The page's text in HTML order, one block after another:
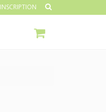
INSCRIPTION